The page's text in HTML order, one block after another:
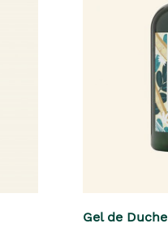
Gel de